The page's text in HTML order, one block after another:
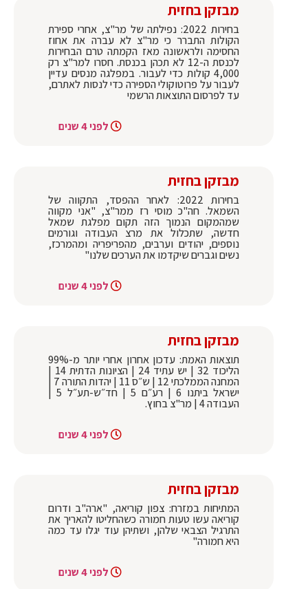
מבזקן בחזית
בחירות 2022: נפילתה של מר"צ, אחרי ספירת
הקולות התברר כי מר"צ לא עברה את אחוז
החסימה ולראשונה מאז הקמתה טרם הבחירות
לכנסת ה-12 לא תכהן בכנסת. חסרו למר"צ רק
4,000 קולות כדי לעבור. במפלגה מנסים עדיין
לעבור על פרוטוקולי הספירה כדי לנסות לאתרם,
עד לפרסום התוצאות הרשמי
לפני 4 שנים
מבזקן בחזית
בחירות 2022: לאחר ההפסד, התקווה של
השמאל. חה"כ מוסי רז ממר"צ, "אני מקווה
שמהמקום הנמוך הזה תקום מפלגת שמאל
חדשה, שתכלול את מרצ העבודה וגורמים
נוספים, יהודים וערבים, מהפריפריה ומהמרכז,
נשים וגברים שיקדמו את הערכים שלנו"
לפני 4 שנים
מבזקן בחזית
תוצאות האמת: עדכון אחרון אחרי יותר מ-99%
הליכוד 32 | יש עתיד 24 | הציונות הדתית 14 |
ישראל ביתנו 6 | רע״ם 5 | חד״ש-תע״ל 5 |
העבודה 4 | מר"צ בחוץ.
לפני 4 שנים
מבזקן בחזית
המתיחות במזרח: צפון קוריאה, "ארה"ב ודרום
קוריאה עשו טעות חמורה כשהחליטו להאריך את
התרגיל הצבאי שלהן, ושתיהן עוד יגלו עד כמה
היא חמורה"
לפני 4 שנים